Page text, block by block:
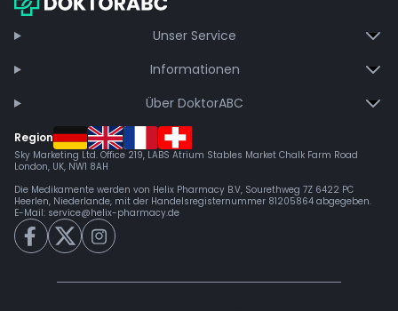
Unser Service
Informationen
Über DoktorABC
Region
Sky Marketing Ltd. Office 219, LABS Atrium Stables Market Chalk Farm Road
London, UK, NW1 8AH
Die Medikamente werden von Helix Pharmacy B.V, Sourethweg 7Z 6422 PC
Heerlen, Niederlande, mit der Handelsregisternummer 81205864 abgegeben.
E-Mail: service@helix-pharmacy.de